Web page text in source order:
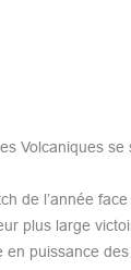
Volcaniques se
de l’année
plus large
en puissance